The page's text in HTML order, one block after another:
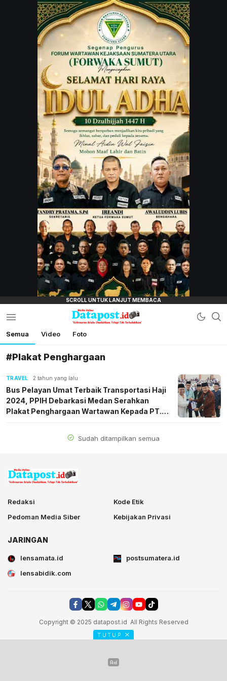
JARINGAN
lensamata.id
postsumatera.id
Datapost.id
Kebenaran Selalu Disalahkan, Tetapi Tak
Semua Video Foto
#Plakat Penghargaan
TRAVEL 2 tahun yang lalu
Bus Pelayan Umat Terbaik Transportasi Haji
2024, PPIH Debarkasi Medan Serahkan
Plakat Penghargaan Wartawan Kepada PT.
Sudah ditampilkan semua
Redaksi
Kode Etik
Pedoman Media Siber
Kebijakan Privasi
JARINGAN
lensamata.id
postsumatera.id
lensabidik.com
Copyright © 2025 datapost.id All Rights Reserved
TUTUP